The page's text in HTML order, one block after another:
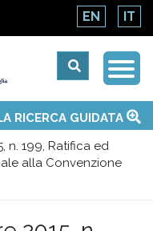
EN IT
RICERCA GUIDATA
n. 199, Ratifica ed
alla Convenzione